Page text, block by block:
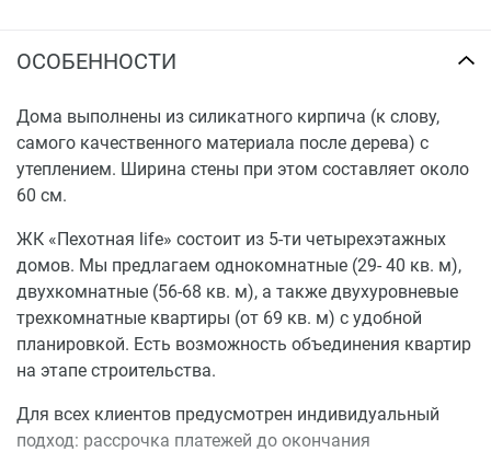
ОСОБЕННОСТИ
Дома выполнены из силикатного кирпича (к слову,
самого качественного материала после дерева) с
утеплением. Ширина стены при этом составляет около
60 см.
ЖК «Пехотная life» состоит из 5-ти четырехэтажных
домов. Мы предлагаем однокомнатные (29- 40 кв. м),
двухкомнатные (56-68 кв. м), а также двухуровневые
трехкомнатные квартиры (от 69 кв. м) с удобной
планировкой. Есть возможность объединения квартир
на этапе строительства.
Для всех клиентов предусмотрен индивидуальный
подход: рассрочка платежей до окончания